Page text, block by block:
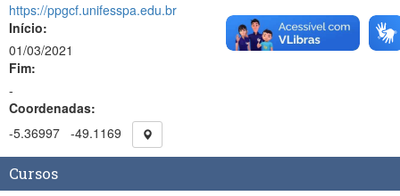
https://ppgcf.unifesspa.edu.br
Início:
01/03/2021
Fim:
-
Coordenadas:
-5.36997 -49.1169
Cursos